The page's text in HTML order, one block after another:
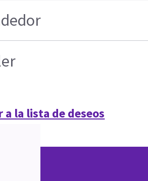
a la lista de deseos